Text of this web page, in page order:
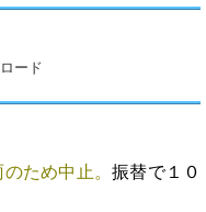
ード
のため中止。振替で１０